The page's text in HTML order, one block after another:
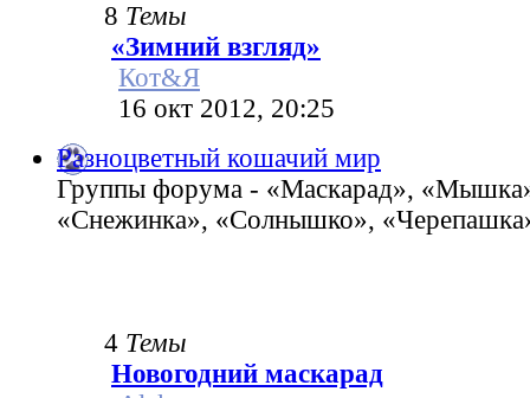
8 Темы
«Зимний взгляд»
Кот&Я
16 окт 2012, 20:25
Разноцветный кошачий мир
Группы форума - «Маскарад»,
«Снежинка», «Солнышко»,
4 Темы
Новогодний маскарад